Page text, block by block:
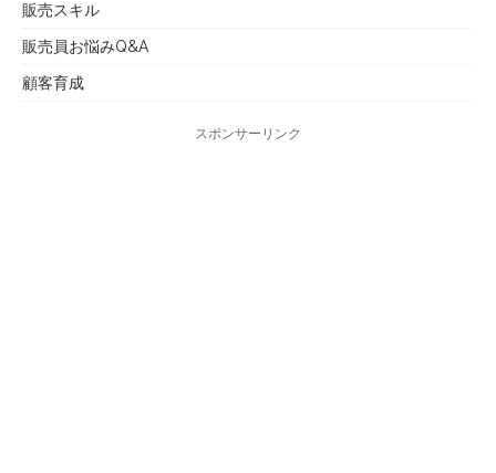
販売スキル
販売員お悩みQ&A
顧客育成
スポンサーリンク